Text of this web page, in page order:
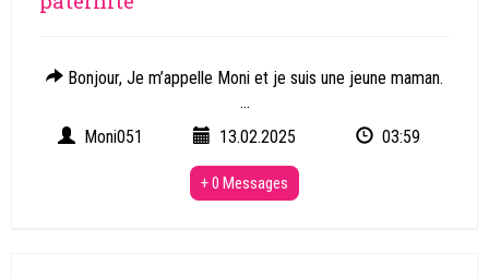
Bonjour, Je m’appelle Moni et je suis une jeune maman.
...
Moni051
13.02.2025 03:59
+ 0 Messages